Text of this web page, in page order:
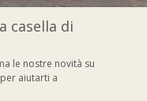
casella di
le nostre novità su
aiutarti a